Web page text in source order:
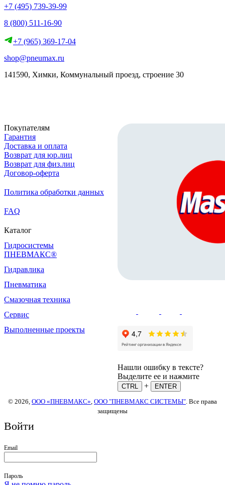
+7 (495) 739-39-99
8 (800) 511-16-90
+7 (965) 369-17-04
shop@pneumax.ru
141590, Химки, Коммунальный проезд, строение 30
Покупателям
Гарантия
Доставка и оплата
Возврат для юр.лиц
Возврат для физ.лиц
Договор-оферта
Политика обработки данных
FAQ
Каталог
Гидросистемы
ПНЕВМАКС®
Гидравлика
Пневматика
Смазочная техника
Сервис
Выполненные проекты
Нашли ошибку в тексте?
Выделите ее и нажмите
CTRL +
ENTER
© 2026, ООО «ПНЕВМАКС», ООО "ПНЕВМАКС СИСТЕМЫ". Все права
защищены
Войти
Email
Пароль